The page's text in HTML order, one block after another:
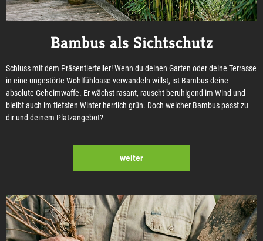
Bambus als Sichtschutz
Schluss mit dem Präsentierteller! Wenn du deinen Garten oder deine Terrasse
in eine ungestörte Wohlfühloase verwandeln willst, ist Bambus deine
absolute Geheimwaffe. Er wächst rasant, rauscht beruhigend im Wind und
bleibt auch im tiefsten Winter herrlich grün. Doch welcher Bambus passt zu
dir und deinem Platzangebot?
weiter